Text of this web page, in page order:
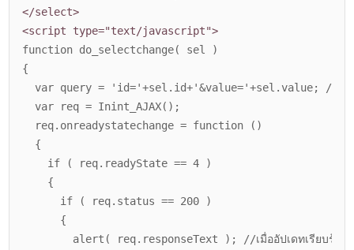
</select>
<script type="text/javascript">
function do_selectchange( sel )
{
var query = 'id='+sel.id+'&value='+sel.value; //ค่าที่ส่ง
var req = Inint_AJAX();
req.onreadystatechange = function ()
{
if ( req.readyState == 4 )
{
if ( req.status == 200 )
{
alert( req.responseText ); //เมื่ออัปเดทเรียบร้อย (อาจ